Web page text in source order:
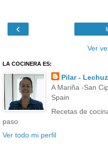
‹
Ver
LA COCINERA ES:
Pilar -
A Mariña -San
Spain
Recetas de
paso
Ver todo mi perfil